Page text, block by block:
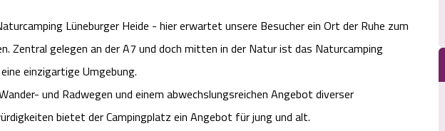
Lüneburger Heide - hier erwartet unsere Besucher ein Ort der Ruhe zum
Zentral gelegen an der A7 und doch mitten in der Natur ist das Naturcamping
einzigartige Umgebung.
und Radwegen und einem abwechslungsreichen Angebot diverser
bietet der Campingplatz ein Angebot für jung und alt.